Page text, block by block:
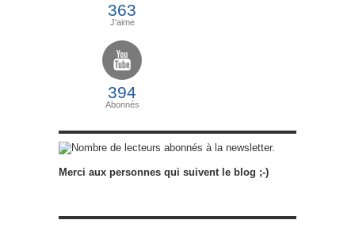
363
J'aime
394
Abonnés
abonnés à la newsletter.
Merci aux personnes qui suivent le blog ;-)